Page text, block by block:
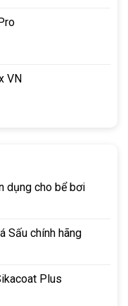
VN
dụng cho bể bơi
Sấu chính hãng
Plus